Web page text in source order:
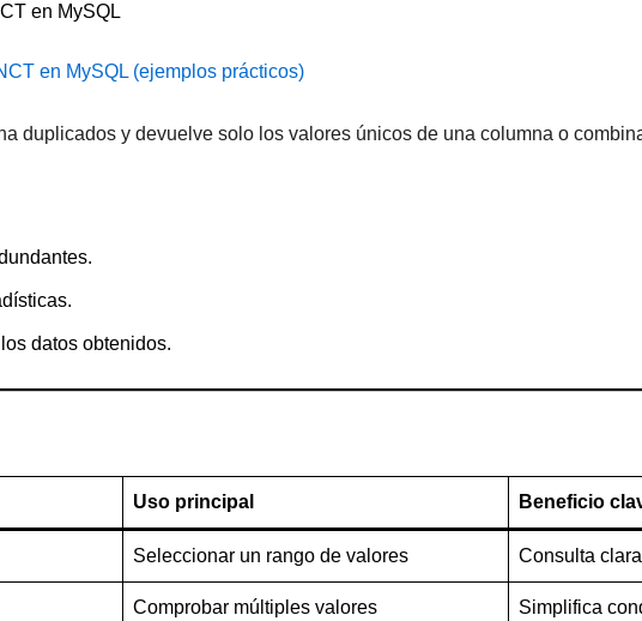
en MySQL
en MySQL (ejemplos prácticos)
duplicados y devuelve solo los valores únicos de una columna o
datos obtenidos.
Uso principal Beneficio
Seleccionar un rango de valores Consulta
Comprobar múltiples valores Simplifica